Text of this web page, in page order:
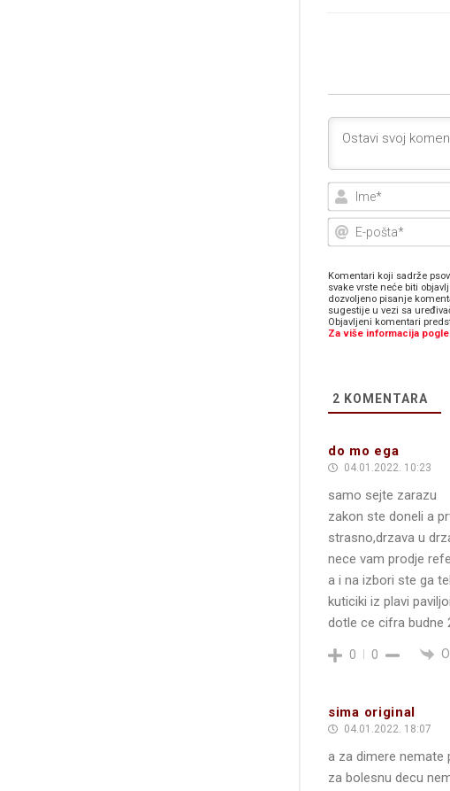
Komentari koji sadrže
svake vrste neće biti
dozvoljeno pisanje
sugestije u vezi sa
Objavljeni komentari
Za više informacija
2 KOMENTARA
do mo ega
04.01.2022. 10:23
samo sejte zarazu
zakon ste doneli a
strasno,drzava u
nece vam prodje
a i na izbori ste ga
kuticiki iz plavi
dotle ce cifra budne
0 0
sima original
04.01.2022. 18:07
a za dimere nemate
za bolesnu decu